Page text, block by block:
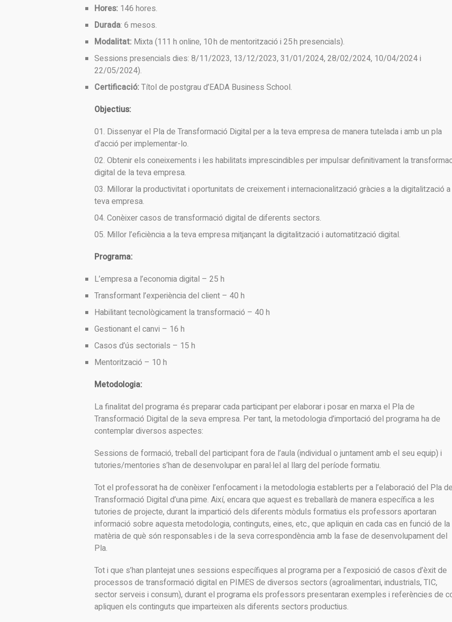
Hores: 146 hores.
Durada: 6 mesos.
Modalitat: Mixta (111 h online, 10 h de mentorització i 25 h presencials).
Sessions presencials dies: 8/11/2023, 13/12/2023, 31/01/2024, 28/02/2024, 10/04/2024 i
22/05/2024).
Certificació:Títol de postgrau d’EADA Business School.
Objectius:
Dissenyar el Pla de Transformació Digital per a la teva empresa de manera tutelada i amb un pla
d’acció per implementar-lo.
Obtenir els coneixements i les habilitats imprescindibles per impulsar definitivament la
digital de la teva empresa.
Millorar la productivitat i oportunitats de creixement i internacionalització gràcies a la digitalització
teva empresa.
Conèixer casos de transformació digital de diferents sectors.
Millor l’eficiència a la teva empresa mitjançant la digitalització i automatització digital.
Programa:
L’empresa a l’economia digital – 25 h
Transformant l’experiència del client – 40 h
Habilitant tecnològicament la transformació – 40 h
Gestionant el canvi – 16 h
Casos d’ús sectorials – 15 h
Mentorització – 10 h
Metodologia:
La finalitat del programa és preparar cada participant per elaborar i posar en marxa el Pla de
Transformació Digital de la seva empresa. Per tant, la metodologia d’importació del programa ha de
contemplar diversos aspectes:
Sessions de formació, treball del participant fora de l’aula (individual o juntament amb el seu equip) i
tutories/mentories s’han de desenvolupar en paral·lel al llarg del període formatiu.
Tot el professorat ha de conèixer l’enfocament i la metodologia establerts per a l’elaboració del Pla de
Transformació Digital d’una pime. Així, encara que aquest es treballarà de manera específica a les
tutories de projecte, durant la impartició dels diferents mòduls formatius els professors aportaran
informació sobre aquesta metodologia, continguts, eines, etc., que apliquin en cada cas en funció de la
matèria de què són responsables i de la seva correspondència amb la fase de desenvolupament del
Pla.
Tot i que s’han plantejat unes sessions específiques al programa per a l’exposició de casos d’èxit de
processos de transformació digital en PIMES de diversos sectors (agroalimentari, industrials, TIC,
sector serveis i consum), durant el programa els professors presentaran exemples i referències de
apliquen els continguts que imparteixen als diferents sectors productius.